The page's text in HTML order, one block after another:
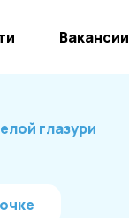
Вакансии
глазури